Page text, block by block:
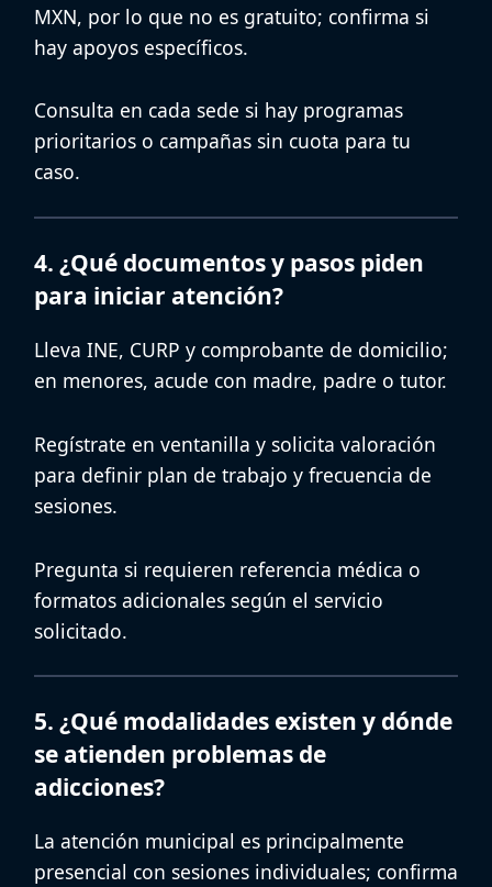
MXN, por lo que no es gratuito; confirma si
hay apoyos específicos.
Consulta en cada sede si hay programas
prioritarios o campañas sin cuota para tu
caso.
4. ¿Qué documentos y pasos piden
para iniciar atención?
Lleva INE, CURP y comprobante de domicilio;
en menores, acude con madre, padre o tutor.
Regístrate en ventanilla y solicita valoración
para definir plan de trabajo y frecuencia de
sesiones.
Pregunta si requieren referencia médica o
formatos adicionales según el servicio
solicitado.
5. ¿Qué modalidades existen y dónde
se atienden problemas de
adicciones?
La atención municipal es principalmente
presencial con sesiones individuales; confirma